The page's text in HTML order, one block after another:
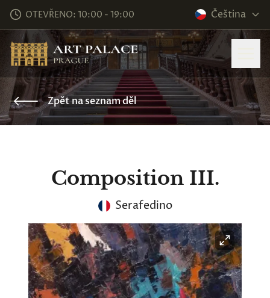
OTEVŘENO: 10:00 - 19:00 Čeština
Zpět na seznam děl
Composition III.
Serafedino